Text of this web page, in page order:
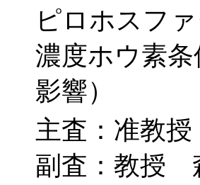
ピロホスフ
濃度ホウ素
影響）
主査：准教
副査：教授